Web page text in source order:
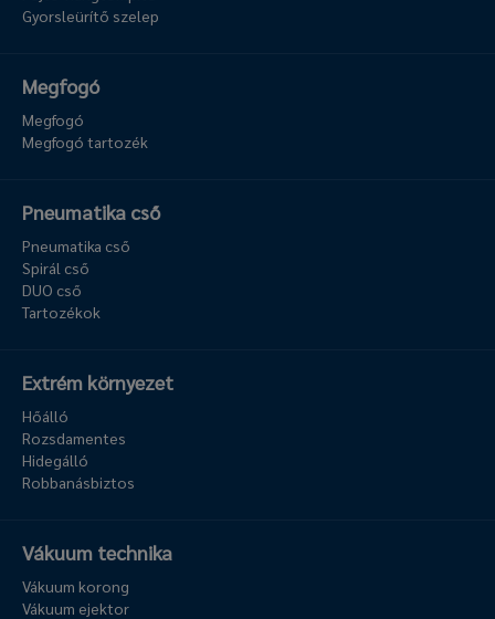
Gyorsleürítő szelep
Megfogó
Megfogó
Megfogó tartozék
Pneumatika cső
Pneumatika cső
Spirál cső
DUO cső
Tartozékok
Extrém környezet
Hőálló
Rozsdamentes
Hidegálló
Robbanásbiztos
Vákuum technika
Vákuum korong
Vákuum ejektor